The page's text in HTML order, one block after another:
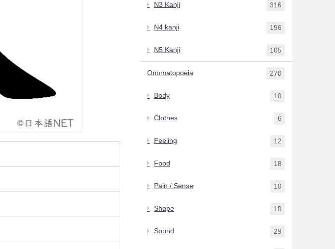
N3 Kanji 316
N4 kanji 196
N5 Kanji 105
Onomatopoeia 270
Body 10
Clothes 6
Feeling 12
Food 18
Pain / Sense 10
Shape 10
Sound 29